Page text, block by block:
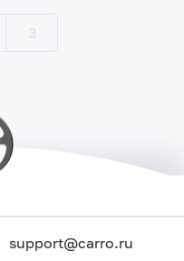
3
support@carro.ru